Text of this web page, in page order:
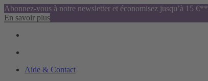
Abonnez-vous à notre newsletter et économisez jusqu’à 15 €**
En savoir plus
Aide & Contact